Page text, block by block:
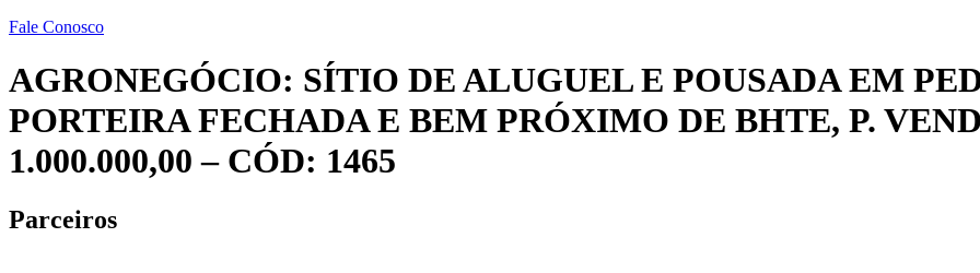
Fale Conosco
AGRONEGÓCIO: SÍTIO DE ALUGUEL E POUSADA EM
PORTEIRA FECHADA E BEM PRÓXIMO DE BHTE, P.
1.000.000,00 – CÓD: 1465
Parceiros